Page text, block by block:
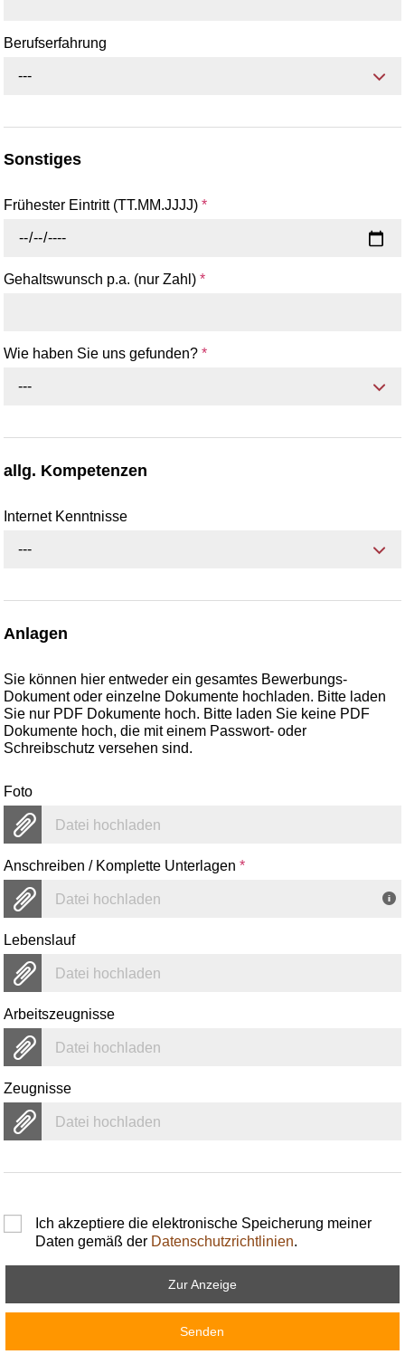
Berufserfahrung
---
Sonstiges
Frühester Eintritt (TT.MM.JJJJ)*
Gehaltswunsch p.a. (nur Zahl)*
Wie haben Sie uns gefunden?*
---
allg. Kompetenzen
Internet Kenntnisse
---
Anlagen
Sie können hier entweder ein gesamtes Bewerbungs-
Dokument oder einzelne Dokumente hochladen. Bitte laden
Sie nur PDF Dokumente hoch. Bitte laden Sie keine PDF
Dokumente hoch, die mit einem Passwort- oder
Schreibschutz versehen sind.
Foto
Datei hochladen
Anschreiben / Komplette Unterlagen*
Datei hochladen
Lebenslauf
Datei hochladen
Arbeitszeugnisse
Datei hochladen
Zeugnisse
Datei hochladen
Ich akzeptiere die elektronische Speicherung meiner
Daten gemäß der Datenschutzrichtlinien.
Zur Anzeige
Senden